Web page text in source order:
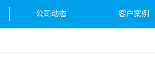
公司动态 客户案例